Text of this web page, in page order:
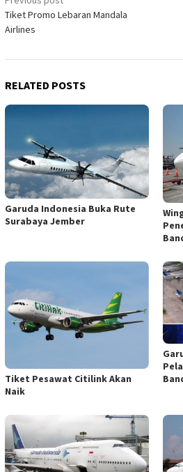
navigation
Tiket Promo Lebaran Mandala
Airlines
RELATED POSTS
Garuda Indonesia Buka Rute
Surabaya Jember
Tiket Pesawat Citilink Akan
Naik